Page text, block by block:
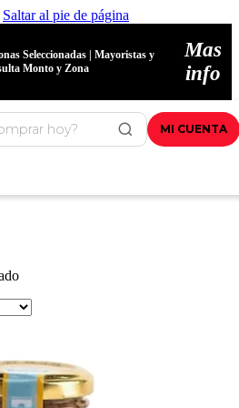
Saltar al pie de página
Seleccionadas | Mayoristas y
Monto y Zona
Mas
info
MI CUENTA